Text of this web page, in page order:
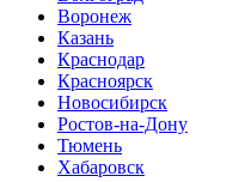
Воронеж
Казань
Краснодар
Красноярск
Новосибирск
Ростов-на-Дону
Тюмень
Хабаровск